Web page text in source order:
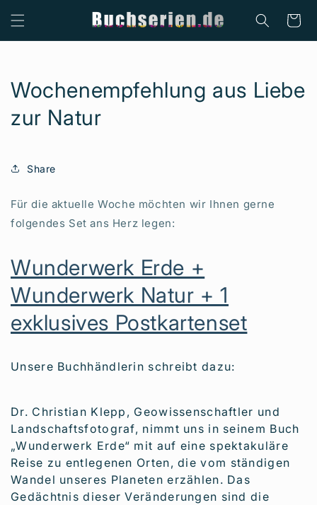
zum
Inhalt
Wochenempfehlung aus Liebe
zur Natur
Share
Für die aktuelle Woche möchten wir Ihnen gerne
folgendes Set ans Herz legen:
Wunderwerk Erde +
Wunderwerk Natur + 1
exklusives Postkartenset
Unsere Buchhändlerin schreibt dazu:
Dr. Christian Klepp, Geowissenschaftler und
Landschaftsfotograf, nimmt uns in seinem Buch
„Wunderwerk Erde“ mit auf eine spektakuläre
Reise zu entlegenen Orten, die vom ständigen
Wandel unseres Planeten erzählen. Das
Gedächtnis dieser Veränderungen sind die